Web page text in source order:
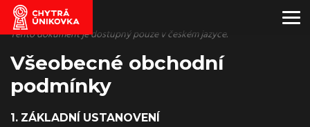
Tento dokument je dostupný pouze v českém jazyce.
Všeobecné obchodní
podmínky
1. ZÁKLADNÍ USTANOVENÍ